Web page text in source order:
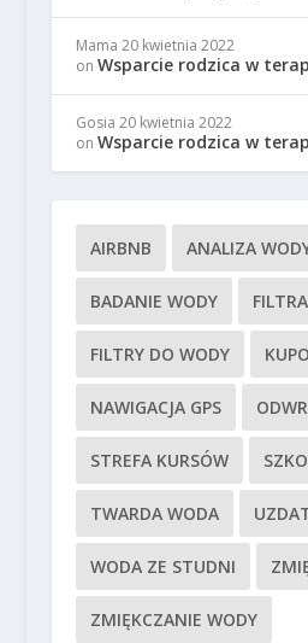
Mama 20 kwietnia 2022
on Wsparcie rodzica w
Gosia 20 kwietnia 2022
on Wsparcie rodzica w
AIRBNB ANALIZA
BADANIE WODY
FILTRY DO WODY
NAWIGACJA GPS
STREFA KURSÓW
TWARDA WODA
WODA ZE STUDNI
ZMIĘKCZANIE WODY